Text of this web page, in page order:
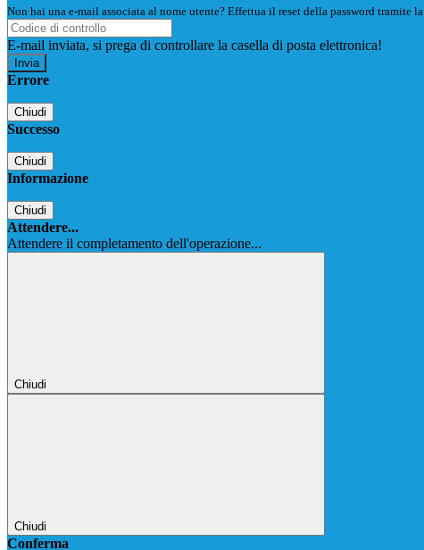
Non hai una e-mail associata al nome utente? Effettua il reset della password tramite la
E-mail inviata, si prega di controllare la casella di posta elettronica!
Errore
Chiudi
Successo
Chiudi
Informazione
Chiudi
Attendere...
Attendere il completamento dell'operazione...
Chiudi
Chiudi
Conferma